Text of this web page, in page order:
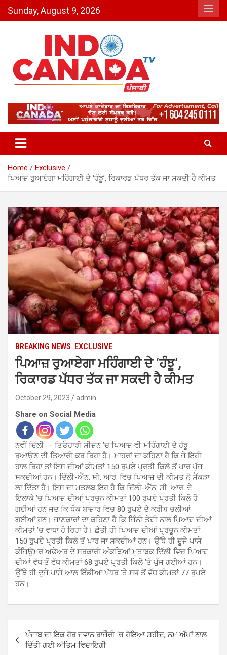
Sunday, August 9, 2026
Indo Canada TV – The Most
Active India-Canada News
Channel
Home
Exclusive
ਪਿਆਜ਼ ਰੁਆਏਗਾ ਮਹਿੰਗਾਈ ਦੇ ‘ਹੰਝੂ’, ਰਿਕਾਰਡ ਪੱਧਰ ਤੱਕ ਜਾ ਸਕਦੀ ਹੈ ਕੀਮਤ
BREAKING NEWS EXCLUSIVE
ਪਿਆਜ਼ ਰੁਆਏਗਾ ਮਹਿੰਗਾਈ ਦੇ ‘ਹੰਝੂ’,
ਰਿਕਾਰਡ ਪੱਧਰ ਤੱਕ ਜਾ ਸਕਦੀ ਹੈ ਕੀਮਤ
October 29, 2023 admin
Share on Social Media
ਨਵੀਂ ਦਿੱਲੀ – ਤਿਓਹਾਰੀ ਸੀਜ਼ਨ ’ਚ ਪਿਆਜ਼ ਵੀ ਮਹਿੰਗਾਈ ਦੇ ਹੰਝੂ
ਰੁਆਉਣ ਦੀ ਤਿਆਰੀ ਕਰ ਰਿਹਾ ਹੈ। ਮਾਹਰਾਂ ਦਾ ਕਹਿਣਾ ਹੈ ਕਿ ਜੇ ਇਹੀ
ਹਾਲ ਰਿਹਾ ਤਾਂ ਇਸ ਦੀਆਂ ਕੀਮਤਾਂ 150 ਰੁਪਏ ਪ੍ਰਤੀ ਕਿਲੋ ਤੋਂ ਪਾਰ ਪੁੱਜ
ਸਕਦੀਆਂ ਹਨ। ਦਿੱਲੀ-ਐੱਨ. ਸੀ. ਆਰ. ਵਿਚ ਪਿਆਜ਼ ਦੀ ਕੀਮਤ ਨੇ ਸੈਂਕੜਾ
ਲਾ ਦਿੱਤਾ ਹੈ। ਇਸ ਦਾ ਮਤਲਬ ਇਹ ਹੈ ਕਿ ਦਿੱਲੀ-ਐੱਨ. ਸੀ. ਆਰ. ਦੇ
ਇਲਾਕੇ ’ਚ ਪਿਆਜ਼ ਦੀਆਂ ਪ੍ਰਚੂਨ ਕੀਮਤਾਂ 100 ਰੁਪਏ ਪ੍ਰਤੀ ਕਿਲੋ ਹੋ
ਗਈਆਂ ਹਨ ਜਦ ਕਿ ਥੋਕ ਬਾਜ਼ਾਰ ਵਿਚ 80 ਰੁਪਏ ਦੇ ਕਰੀਬ ਚਲੀਆਂ
ਗਈਆਂ ਹਨ। ਜਾਣਕਾਰਾਂ ਦਾ ਕਹਿਣਾ ਹੈ ਕਿ ਜਿੰਨੀ ਤੇਜ਼ੀ ਨਾਲ ਪਿਆਜ਼ ਦੀਆਂ
ਕੀਮਤਾਂ ’ਚ ਵਾਧਾ ਹੋ ਰਿਹਾ ਹੈ। ਛੇਤੀ ਹੀ ਪਿਆਜ਼ ਦੀਆਂ ਪ੍ਰਚੂਨ ਕੀਮਤਾਂ
150 ਰੁਪਏ ਪ੍ਰਤੀ ਕਿਲੋ ਤੋਂ ਪਾਰ ਜਾ ਸਕਦੀਆਂ ਹਨ। ਉੱਥੇ ਹੀ ਦੂਜੇ ਪਾਸੇ
ਕੰਜ਼ਿਊਮਰ ਅਫੇਅਰ ਦੇ ਸਰਕਾਰੀ ਅੰਕੜਿਆਂ ਮੁਤਾਬਕ ਦਿੱਲੀ ਵਿਚ ਪਿਆਜ਼
ਦੀਆਂ ਵੱਧ ਤੋਂ ਵੱਧ ਕੀਮਤਾਂ 68 ਰੁਪਏ ਪ੍ਰਤੀ ਕਿਲੋ ’ਤੇ ਪੁੱਜ ਗਈਆਂ ਹਨ।
ਉੱਥੇ ਹੀ ਦੂਜੇ ਪਾਸੇ ਆਲ ਇੰਡੀਆ ਪੱਧਰ ’ਤੇ ਸਭ ਤੋਂ ਵੱਧ ਕੀਮਤਾਂ 77 ਰੁਪਏ
ਹਨ।
Post
navigation
ਪੰਜਾਬ ਦਾ ਇਕ ਹੋਰ ਜਵਾਨ ਰਾਜੌਰੀ ‘ਚ ਹੋਇਆ ਸ਼ਹੀਦ, ਨਮ ਅੱਖਾਂ ਨਾਲ
ਦਿੱਤੀ ਗਈ ਅੰਤਿਮ ਵਿਦਾਇਗੀ